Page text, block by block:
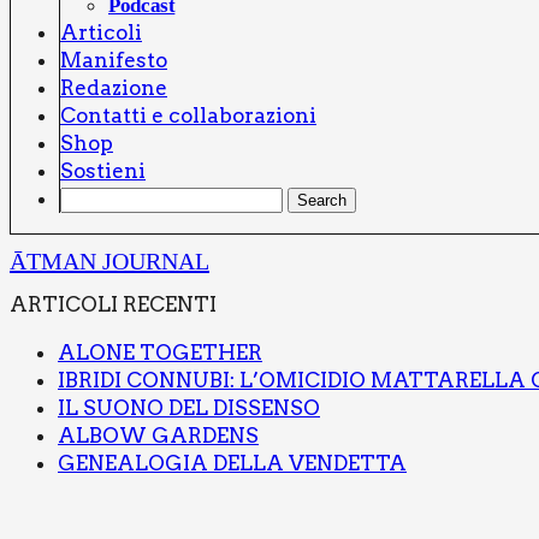
Pod­ca­st
Arti­co­li
Mani­fe­sto
Reda­zio­ne
Con­tat­ti e col­la­bo­ra­zio­ni
Shop
Sostie­ni
ĀTMAN JOURNAL
ARTI­CO­LI RECEN­TI
ALO­NE TOGE­THER
IBRI­DI CON­NU­BI: L’O­MI­CI­DIO MAT­TA­REL­LA
IL SUO­NO DEL DIS­SEN­SO
ALBOW GAR­DENS
GENEA­LO­GIA DEL­LA VEN­DET­TA